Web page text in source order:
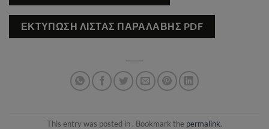
ΕΚΤΎΠΩΣΗ ΛΊΣΤΑΣ ΠΑΡΑΛΑΒΉΣ PDF
This entry was posted in . Bookmark the permalink.